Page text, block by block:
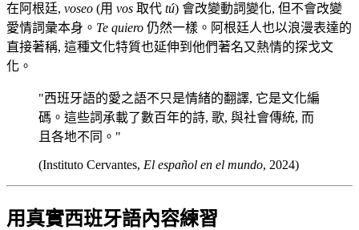
在阿根廷, voseo (用 vos 取代 tú) 會改變動詞變化, 但不會改變
愛情詞彙本身。 Te quiero 仍然一樣。阿根廷人也以浪漫表達的
直接著稱, 這種文化特質也延伸到他們著名又熱情的探戈文
化。
"西班牙語的愛之語不只是情緒的翻譯, 它是文化編
碼。這些詞承載了數百年的詩, 歌, 與社會傳統, 而
且各地不同。"
(Instituto Cervantes, El español en el mundo, 2024)
用真實西班牙語內容練習